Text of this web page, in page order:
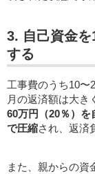
3. 自己資金
する
工事費のうち10〜
月の返済額は大き
60万円（20％）を
で圧縮され、返済
また、親からの資